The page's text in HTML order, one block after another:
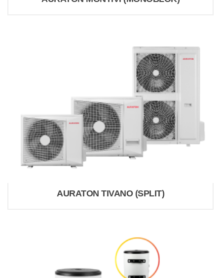
AURATON TIVANO (SPLIT)